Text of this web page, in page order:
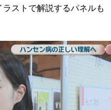
ストで解説するパネルも